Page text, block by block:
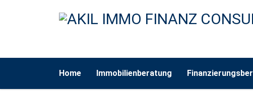
Home Immobilienberatung